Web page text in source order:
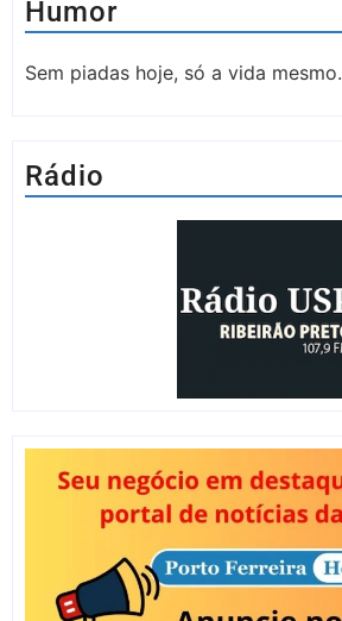
Humor
Sem piadas hoje, só a vida mesmo.
Rádio